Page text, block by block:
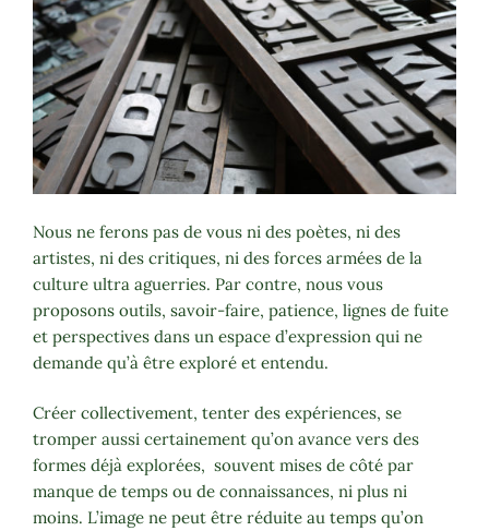
Nous ne ferons pas de vous ni des poètes, ni des
artistes, ni des critiques, ni des forces armées de la
culture ultra aguerries. Par contre, nous vous
proposons outils, savoir-faire, patience, lignes de fuite
et perspectives dans un espace d’expression qui ne
demande qu’à être exploré et entendu.
Créer collectivement, tenter des expériences, se
tromper aussi certainement qu’on avance vers des
formes déjà explorées, souvent mises de côté par
manque de temps ou de connaissances, ni plus ni
moins. L’image ne peut être réduite au temps qu’on